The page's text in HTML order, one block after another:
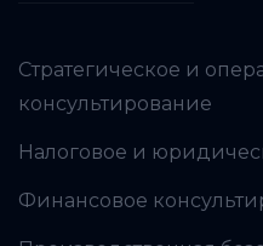
Стратегическое и
консультирование
Налоговое и
Финансовое